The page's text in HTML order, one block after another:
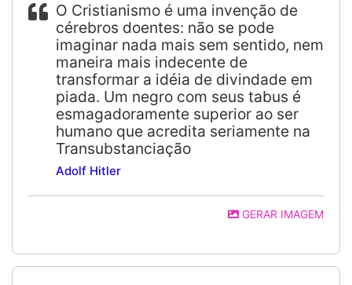
O Cristianismo é uma invenção de
cérebros doentes: não se pode
imaginar nada mais sem sentido, nem
maneira mais indecente de
transformar a idéia de divindade em
piada. Um negro com seus tabus é
esmagadoramente superior ao ser
humano que acredita seriamente na
Transubstanciação
Adolf Hitler
GERAR IMAGEM